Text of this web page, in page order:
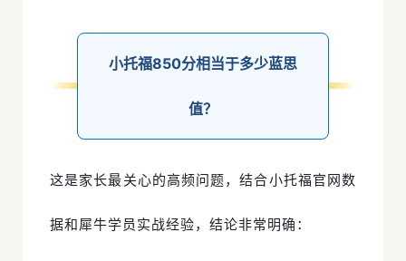
小托福850分相当于多少蓝思
值？
这是家长最关心的高频问题，结合小托福官网数
据和犀牛学员实战经验，结论非常明确：